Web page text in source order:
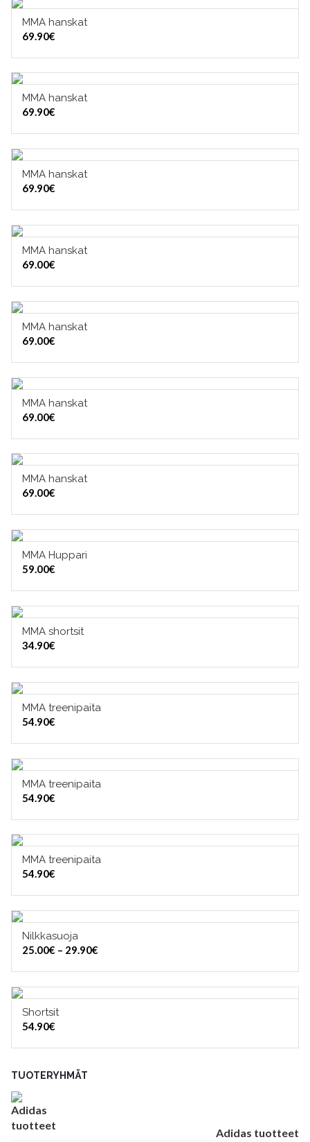
MMA hanskat
69.90€
MMA hanskat
69.90€
MMA hanskat
69.90€
MMA hanskat
69.00€
MMA hanskat
69.00€
MMA hanskat
69.00€
MMA hanskat
69.00€
MMA Huppari
59.00€
MMA shortsit
34.90€
MMA treenipaita
54.90€
MMA treenipaita
54.90€
MMA treenipaita
54.90€
Nilkkasuoja
25.00€ – 29.90€
Shortsit
54.90€
TUOTERYHMÄT
Adidas tuotteet